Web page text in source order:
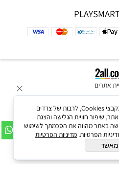
אתרים
לידיעתך, באתרנו נעשה שימוש בקבצי Cookies, לרבות של צדדים
שיפור חוויית הגלישה והצגת
באתר מהווה את הסכמתך לשימוש
הפרטיות. מדיניות הפרטיות
מאשר